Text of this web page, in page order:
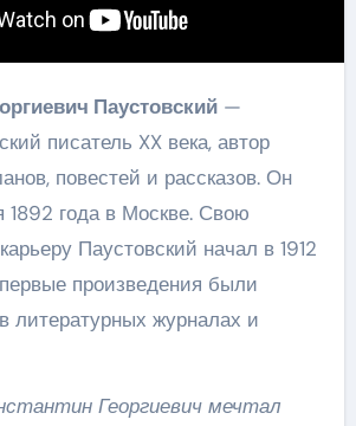
Паустовский—
писатель XX века, автор
повестей и рассказов. Он
1892 года в Москве. Свою
Паустовский начал в 1912
первые произведения были
литературных журналах и
Георгиевич мечтал